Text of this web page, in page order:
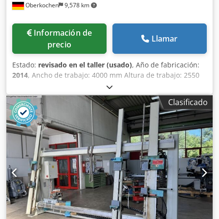
Oberkochen 9,578 km
Información de
precio
Llamar
Estado: revisado en el taller (usado), Año de fabricación:
2014, Ancho de trabajo: 4000 mm Altura de trabajo: 2550
mm Número de cilindros de presión: 6 unidades S+S
Bavaria 2000 L, prensa para marcos y hojas de ventanas La
prensa se someterá a una revisión parcial en nuestro
almacén antes de la entrega. Datos técnicos: - Tamaño de
trabajo: 4000 mm x 2550 mm (largo x alto) - Profundidad
del contrapeso y de las placas de presión: 100 mm
Chjdpfszpblksx Abzoa - Ciclo de presión automático para la
unión de esquina "ranura/espiga" - Control manual para la
presión - 1 barra de presión central con una altura
máxima de 2550 mm - 1 dispositivo de presión transversal
- 1 válvula de cierre en el 3.º cilindro vertical - 1 válvula de
cierre en el cilindro horizontal superior - 3 controles para
ventanas inclinables para cilindros verticales - 3 placas de
Clasificado